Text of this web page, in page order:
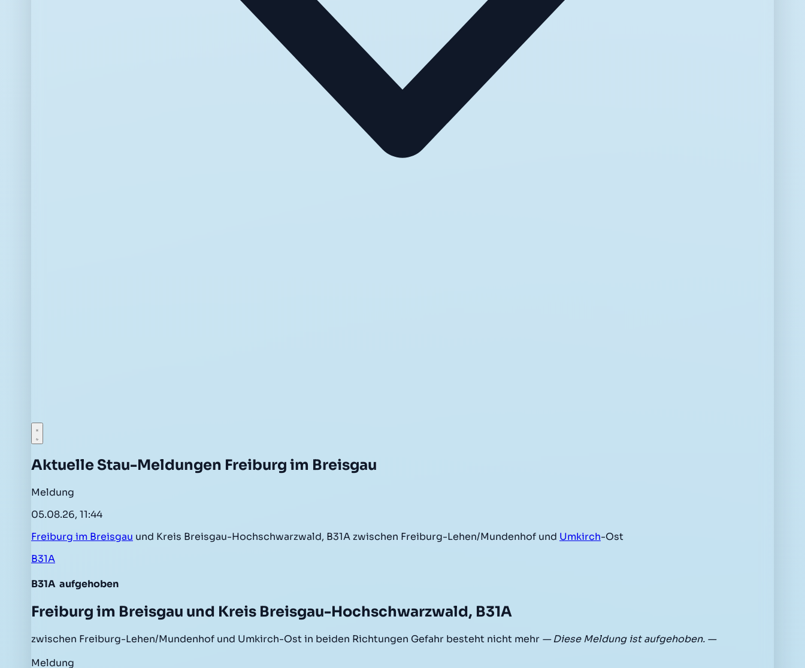
Aktuelle Stau-Meldungen Freiburg im Breisgau
Meldung
05.08.26, 11:44
Freiburg im Breisgau und Kreis Breisgau-Hochschwarzwald, B31A zwischen Freiburg-Lehen/Mundenhof und Umkirch-Ost
B31A
B31A aufgehoben
Freiburg im Breisgau und Kreis Breisgau-Hochschwarzwald, B31A
zwischen Freiburg-Lehen/Mundenhof und Umkirch-Ost in beiden Richtungen Gefahr besteht nicht mehr — Diese Meldung ist aufgehoben. —
Meldung